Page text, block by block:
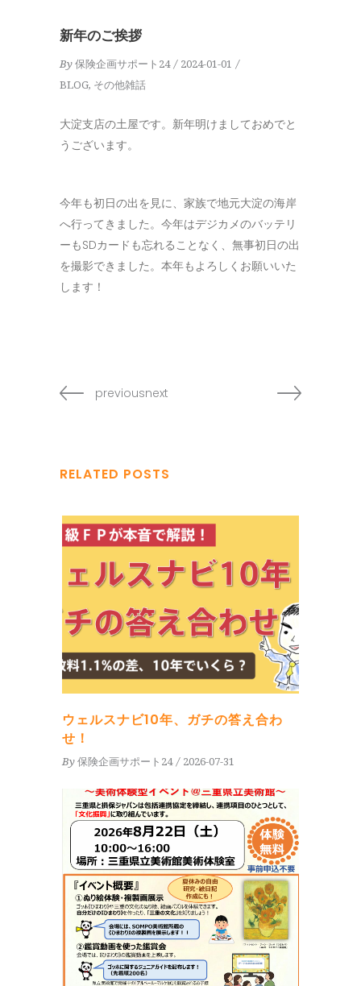
新年のご挨拶
By 保険企画サポート24
2024-01-01
BLOG, その他雑話
大淀支店の土屋です。新年明けましておめでと
うございます。
今年も初日の出を見に、家族で地元大淀の海岸
へ行ってきました。今年はデジカメのバッテリ
ーもSDカードも忘れることなく、無事初日の出
を撮影できました。本年もよろしくお願いいた
します！
previousnext
RELATED POSTS
ウェルスナビ10年、ガチの答え合わ
せ！
By 保険企画サポート24 2026-07-31